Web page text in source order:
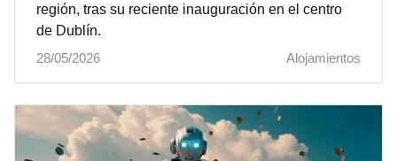
región, tras su reciente inauguración en el centro
de Dublín.
28/05/2026
Alojamientos